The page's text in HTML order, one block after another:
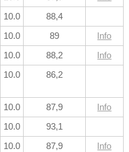
10.0
88,4
10.0 89
Info
10.0 88,2
Info
10.0 86,2
10.0 87,9
Info
10.0
93,1
10.0 87,9
Info